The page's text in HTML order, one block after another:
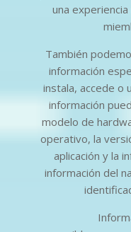
una
También
información
instala, accede o
información
modelo de
operativo, la
aplicación y la
información del